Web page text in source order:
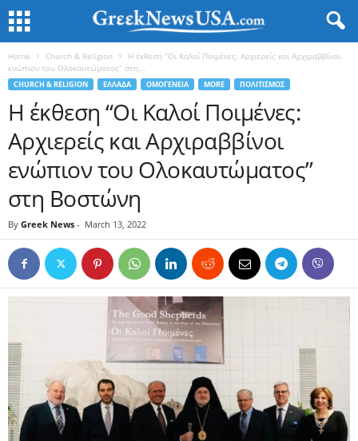
Home Church & Religion
Η έκθεση “Οι Καλοί Ποιμένες: Αρχιερείς και Αρχιραββίνοι
ενώπιον του Ολοκαυτώματος” στη...
CHURCH & RELIGION ΕΛΛΑΔΑ ΟΜΟΓΕΝΕΙΑ MORE ΠΟΛΙΤΙΣΜΟΣ
Η έκθεση “Οι Καλοί Ποιμένες:
Αρχιερείς και Αρχιραββίνοι
ενώπιον του Ολοκαυτώματος”
στη Βοστώνη
By Greek News - March 13, 2022